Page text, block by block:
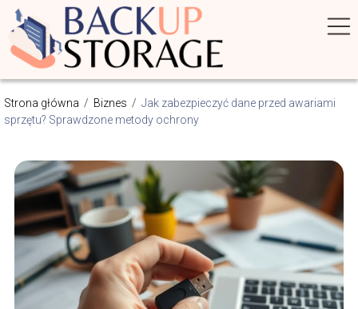
Strona główna / Biznes / Jak zabezpieczyć dane przed awariami
sprzętu? Sprawdzone metody ochrony